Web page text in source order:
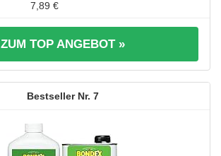
7,89 €
ZUM TOP ANGEBOT »
7